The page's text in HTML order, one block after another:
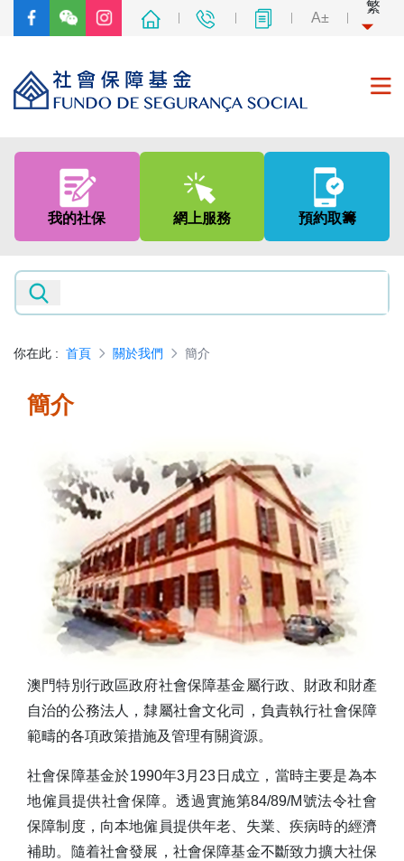
A±
繁
關於我們
我的社保 網上服務 預約取籌
你在此 : 首頁 關於我們 簡介
簡介
澳門特別行政區政府社會保障基金屬行政、財政和財產
自治的公務法人，隸屬社會文化司，負責執行社會保障
範疇的各項政策措施及管理有關資源。
社會保障基金於1990年3月23日成立，當時主要是為本
地僱員提供社會保障。透過實施第84/89/M號法令社會
保障制度，向本地僱員提供年老、失業、疾病時的經濟
補助。隨着社會發展，社會保障基金不斷致力擴大社保